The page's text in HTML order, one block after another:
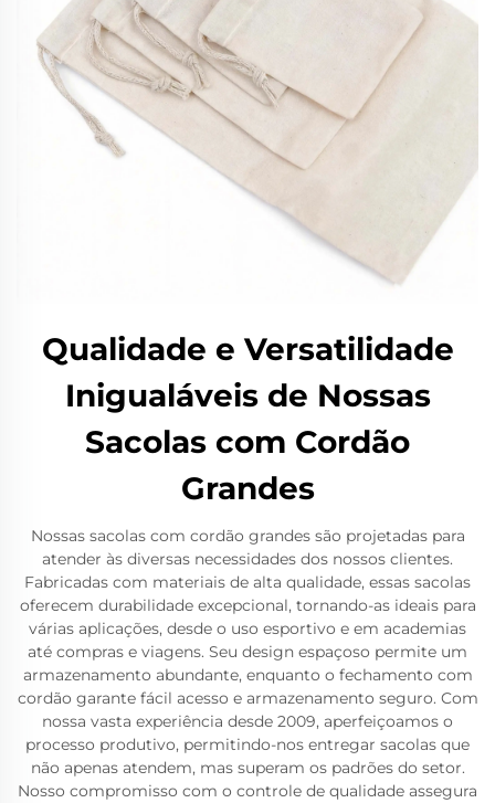
Qualidade e Versatilidade
Inigualáveis de Nossas
Sacolas com Cordão
Grandes
Nossas sacolas com cordão grandes são projetadas para
atender às diversas necessidades dos nossos clientes.
Fabricadas com materiais de alta qualidade, essas sacolas
oferecem durabilidade excepcional, tornando-as ideais para
várias aplicações, desde o uso esportivo e em academias
até compras e viagens. Seu design espaçoso permite um
armazenamento abundante, enquanto o fechamento com
cordão garante fácil acesso e armazenamento seguro. Com
nossa vasta experiência desde 2009, aperfeiçoamos o
processo produtivo, permitindo-nos entregar sacolas que
não apenas atendem, mas superam os padrões do setor.
Nosso compromisso com o controle de qualidade assegura